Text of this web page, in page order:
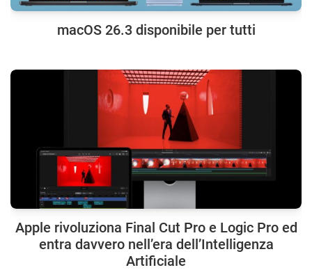
macOS 26.3 disponibile per tutti
Apple rivoluziona Final Cut Pro e Logic Pro ed
entra davvero nell’era dell’Intelligenza
Artificiale